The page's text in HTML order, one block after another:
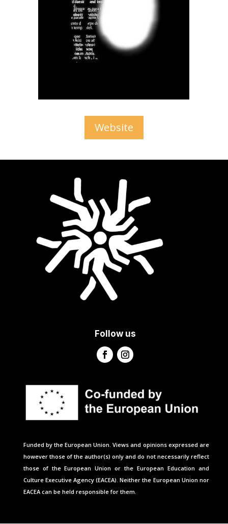
Website
Follow us
Funded by the European Union. Views and opinions expressed are
however those of the author(s) only and do not necessarily reflect
those of the European Union or the European Education and
Culture Executive Agency (EACEA). Neither the European Union nor
EACEA can be held responsible for them.